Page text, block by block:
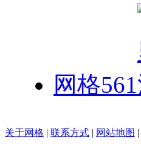
网格561
关于网格 | 联系方式 | 网站地图 |